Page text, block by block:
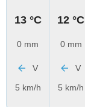
13 °C
0 mm
V
5 km/h
12 °C
0 mm
V
5 km/h